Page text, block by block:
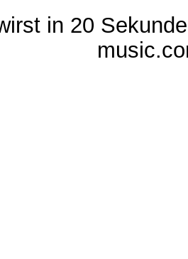
in 20